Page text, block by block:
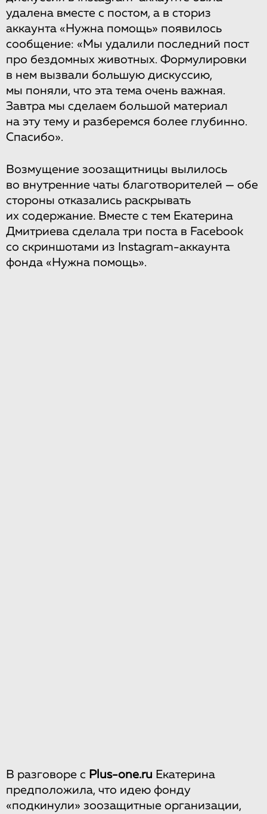
удалена вместе с постом, а в сториз
аккаунта «Нужна помощь» появилось
сообщение: «Мы удалили последний пост
про бездомных животных. Формулировки
в нем вызвали большую дискуссию,
мы поняли, что эта тема очень важная.
Завтра мы сделаем большой материал
на эту тему и разберемся более глубинно.
Спасибо».
Возмущение зоозащитницы вылилось
во внутренние чаты благотворителей — обе
стороны отказались раскрывать
их содержание. Вместе с тем Екатерина
Дмитриева сделала три поста в Facebook
со скриншотами из Instagram-аккаунта
фонда «Нужна помощь».
В разговоре с Plus-one.ru Екатерина
предположила, что идею фонду
«подкинули» зоозащитные организации,